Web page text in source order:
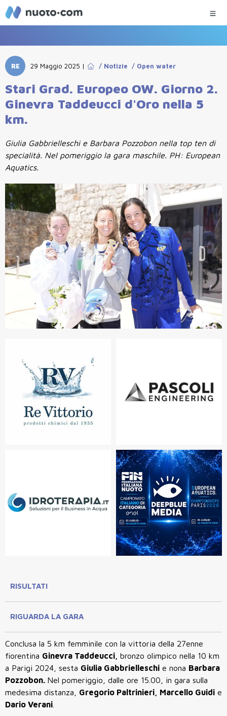
RE 29 Maggio 2025 | / Notizie / Open water
Stari Grad. Europeo OW. Giorno 2.
Ginevra Taddeucci d'Oro nella 5
km.
Giulia Gabbrielleschi e Barbara Pozzobon nella top ten di
specialità. Nel pomeriggio la gara maschile. PH: European
Aquatics.
RISULTATI
RIGUARDA LA GARA
Conclusa la 5 km femminile con la vittoria della 27enne
fiorentina Ginevra Taddeucci, bronzo olimpico nella 10 km
a Parigi 2024, sesta Giulia Gabbrielleschi e nona Barbara
Pozzobon. Nel pomeriggio, dalle ore 15.00, in gara sulla
medesima distanza, Gregorio Paltrinieri, Marcello Guidi e
Dario Verani